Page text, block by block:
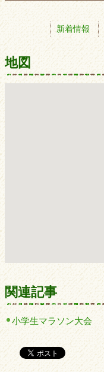
新着情報
地図
関連記事
小学生マラソン大会